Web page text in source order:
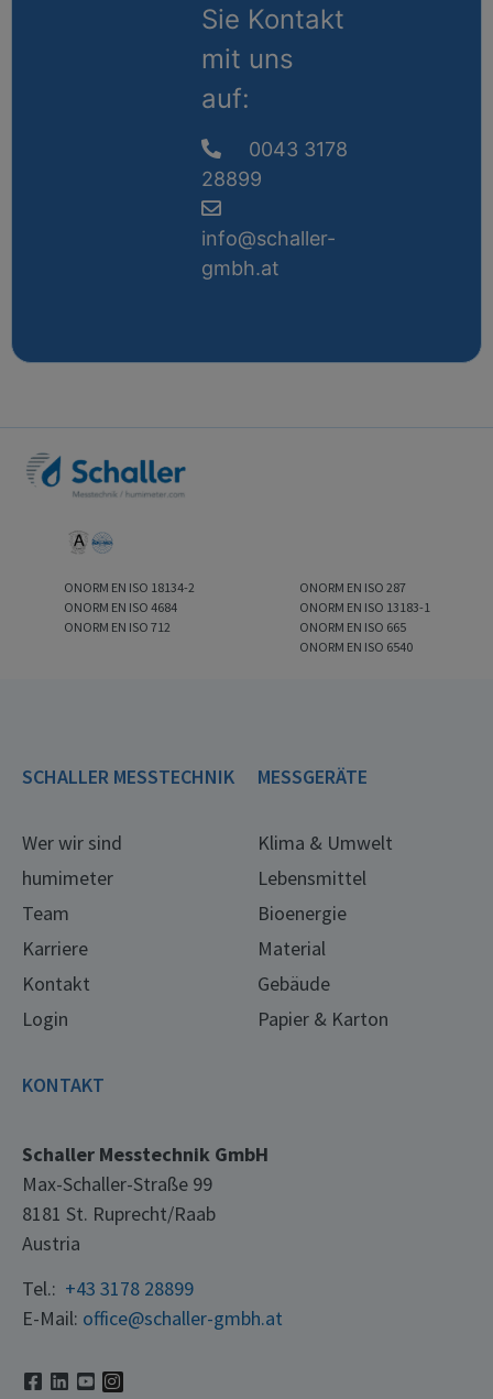
Sie Kontakt
mit uns
auf:
0043 3178
28899
info@schaller-
gmbh.at
ONORM EN ISO 18134-2
ONORM EN ISO 4684
ONORM EN ISO 712
ONORM EN ISO 287
ONORM EN ISO 13183-1
ONORM EN ISO 665
ONORM EN ISO 6540
SCHALLER MESSTECHNIK
Wer wir sind
humimeter
Team
Karriere
Kontakt
Login
MESSGERÄTE
Klima & Umwelt
Lebensmittel
Bioenergie
Material
Gebäude
Papier & Karton
KONTAKT
Schaller Messtechnik GmbH
Max-Schaller-Straße 99
8181 St. Ruprecht/Raab
Austria
Tel.: +43 3178 28899
E-Mail: office@schaller-gmbh.at